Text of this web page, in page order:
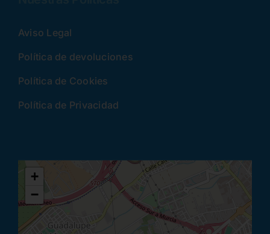
Aviso Legal
Política de devoluciones
Política de Cookies
Política de Privacidad
+
−